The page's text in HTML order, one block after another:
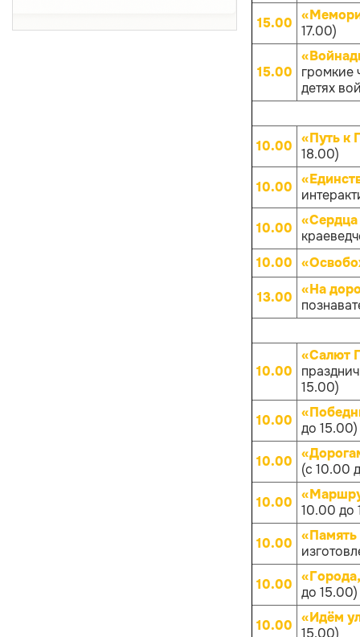
15.00 17.00)
15.00
громкие
детях
10.00 «Путь к
18.00)
10.00
10.00 «Сердца
10.00
13.00 «На
10.00
«Салют
15.00)
10.00 до 15.00)
10.00
(с 10.00
10.00 10.00 до
10.00
10.00 до 15.00)
10.00 «Идём
15.00)